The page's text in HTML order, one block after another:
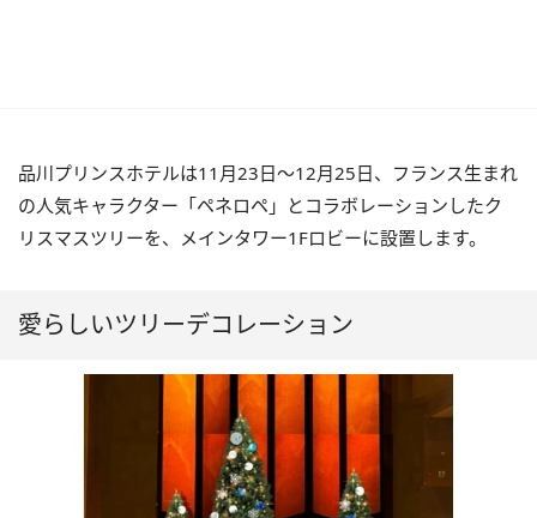
品川プリンスホテルは11月23日～12月25日、フランス生まれ
の人気キャラクター「ペネロペ」とコラボレーションしたク
リスマスツリーを、メインタワー1Fロビーに設置します。
愛らしいツリーデコレーション